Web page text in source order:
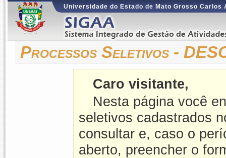
Universidade do Estado de Mato Grosso Carlos
Processos Seletivos -
Caro visitante,
Nesta página você
seletivos cadastrados
consultar e, caso o
aberto, preencher o